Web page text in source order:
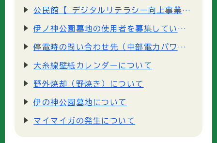
公民館【 デジタルリテラシー向上事業 】の講座資料ページを公開しました
伊ノ神公園墓地の使用者を募集しています
停電時の問い合わせ先（中部電力パワーグリッド株式会社）について
大糸線壁紙カレンダーについて
野外焼却（野焼き）について
伊の神公園墓地について
マイマイガの発生について